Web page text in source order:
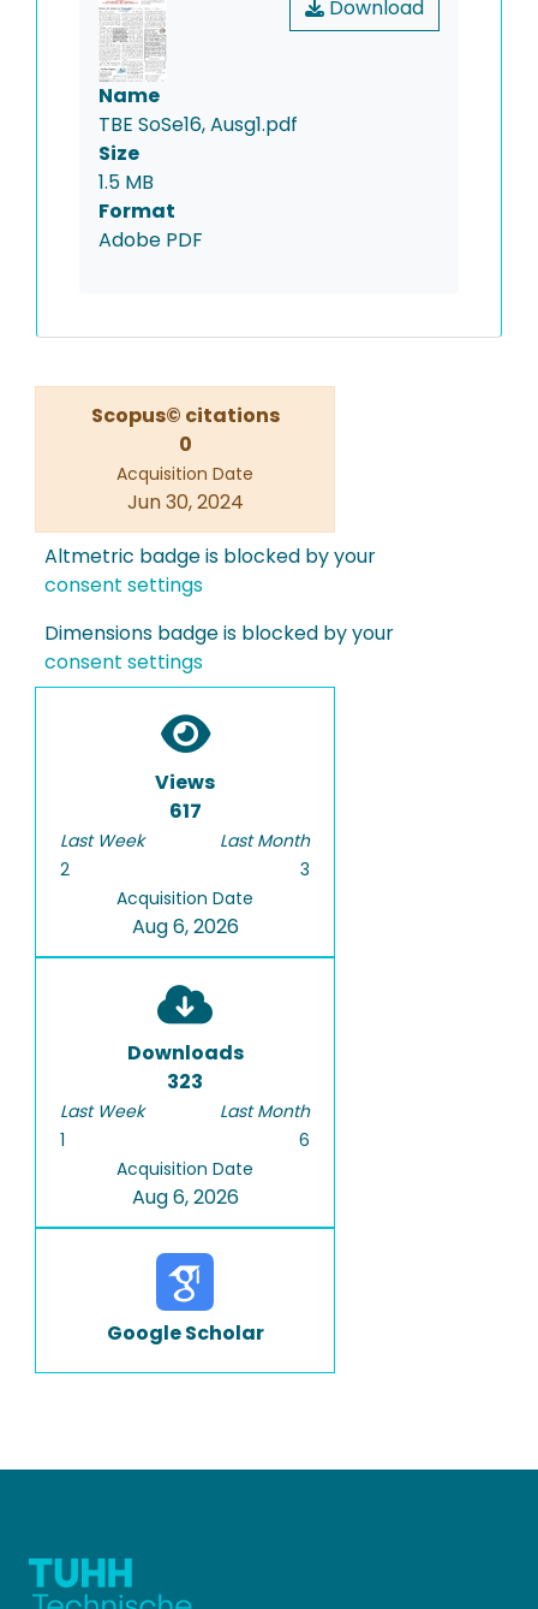
Download
Name
TBE SoSe16, Ausg1.pdf
Size
1.5 MB
Format
Adobe PDF
Scopus© citations
0
Acquisition Date
Jun 30, 2024
Altmetric badge is blocked by your
consent settings
Dimensions badge is blocked by your
consent settings
Views
617
Last Week
2
Last Month
3
Acquisition Date
Aug 6, 2026
Downloads
323
Last Week
1
Last Month
6
Acquisition Date
Aug 6, 2026
Google Scholar